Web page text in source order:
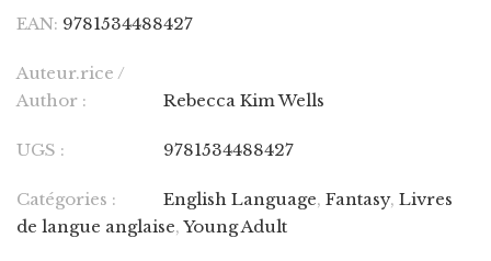
EAN: 9781534488427
Auteur.rice /
Author :
Rebecca Kim Wells
UGS : 9781534488427
Catégories : English Language, Fantasy, Livres
de langue anglaise, Young Adult